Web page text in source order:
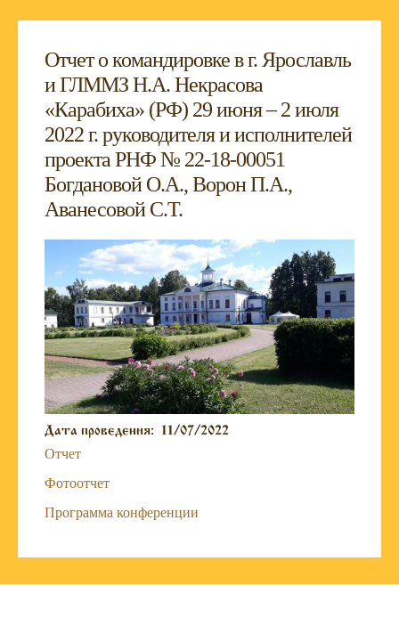
Отчет о командировке в г. Ярославль
и ГЛММЗ Н.А. Некрасова
«Карабиха» (РФ) 29 июня – 2 июля
2022 г. руководителя и исполнителей
проекта РНФ № 22-18-00051
Богдановой О.А., Ворон П.А.,
Аванесовой С.Т.
Дата проведения: 11/07/2022
Отчет
Фотоотчет
Программа конференции